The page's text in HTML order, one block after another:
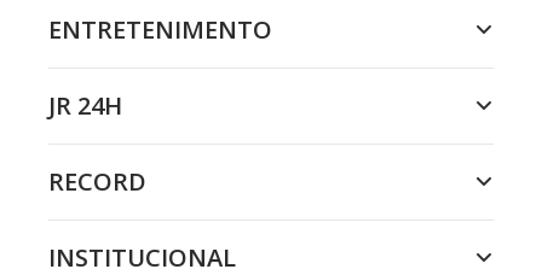
ENTRETENIMENTO
JR 24H
RECORD
INSTITUCIONAL